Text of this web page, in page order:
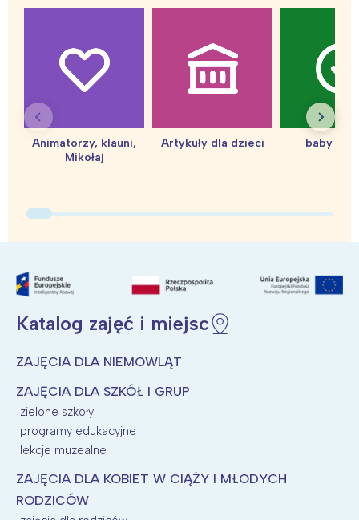
Animatorzy, klauni,
Mikołaj
Artykuły dla dzieci baby
Katalog zajęć i miejsc
ZAJĘCIA DLA NIEMOWLĄT
ZAJĘCIA DLA SZKÓŁ I GRUP
zielone szkoły
programy edukacyjne
lekcje muzealne
ZAJĘCIA DLA KOBIET W CIĄŻY I MŁODYCH
RODZICÓW
Interesują mnie wydarzenia z
Warszawa
Poznań
Wrocław
Śląsk
Północ
Wszystkie
Wybieram